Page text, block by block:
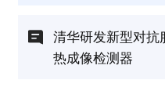
清华研发新型对
热成像检测器